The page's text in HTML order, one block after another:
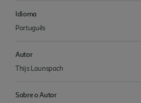
Idioma
Português
Autor
Thijs Launspach
Sobre o Autor